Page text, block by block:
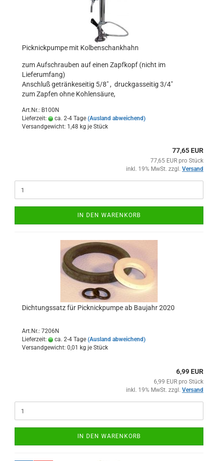
Picknickpumpe mit Kolbenschankhahn
zum Aufschrauben auf einen Zapfkopf (nicht im
Lieferumfang)
Anschluß getränkeseitig 5/8" , druckgasseitig 3/4"
zum Zapfen ohne Kohlensäure,
Art.Nr.: B100N
Lieferzeit:
ca. 2-4 Tage (Ausland abweichend)
Versandgewicht: 1,48 kg je Stück
77,65 EUR
77,65 EUR pro Stück
inkl. 19% MwSt. zzgl. Versand
IN DEN WARENKORB
Dichtungssatz für Picknickpumpe ab Baujahr 2020
Art.Nr.: 7206N
Lieferzeit:
ca. 2-4 Tage (Ausland abweichend)
Versandgewicht: 0,01 kg je Stück
6,99 EUR
6,99 EUR pro Stück
inkl. 19% MwSt. zzgl. Versand
IN DEN WARENKORB